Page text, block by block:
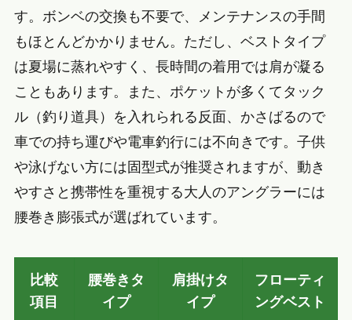
す。ボンベの交換も不要で、メンテナンスの手間
もほとんどかかりません。ただし、ベストタイプ
は夏場に蒸れやすく、長時間の着用では肩が凝る
こともあります。また、ポケットが多くてタック
ル（釣り道具）を入れられる反面、かさばるので
車での持ち運びや電車釣行には不向きです。子供
や泳げない方には固型式が推奨されますが、動き
やすさと携帯性を重視する大人のアングラーには
腰巻き膨張式が選ばれています。
比較
項目
腰巻きタ
イプ
肩掛けタ
イプ
フローティ
ングベスト